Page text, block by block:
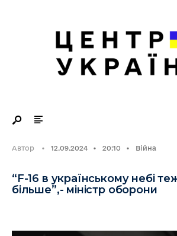
Автор • 12.09.2024 • 20:10 • Війна
“F-16 в українському небі
більше”,- міністр оборони